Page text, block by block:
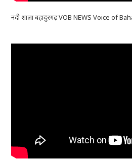
नंदी शाला बहादुरगढ़ VOB NEWS Voice of